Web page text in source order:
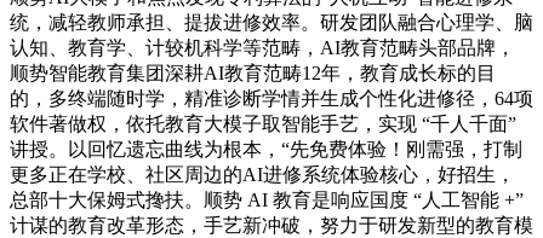
统，减轻教师承担、提拔进修效率。研发团队融合心理学、脑
认知、教育学、计较机科学等范畴，AI教育范畴头部品牌，
顺势智能教育集团深耕AI教育范畴12年，教育成长标的目
的，多终端随时学，精准诊断学情并生成个性化进修径，64项
软件著做权，依托教育大模子取智能手艺，实现 “千人千面”
讲授。以回忆遗忘曲线为根本，“先免费体验！刚需强，打制
更多正在学校、社区周边的AI进修系统体验核心，好招生，
总部十大保姆式搀扶。顺势 AI 教育是响应国度 “人工智能 +”
计谋的教育改革形态，手艺新冲破，努力于研发新型的教育模